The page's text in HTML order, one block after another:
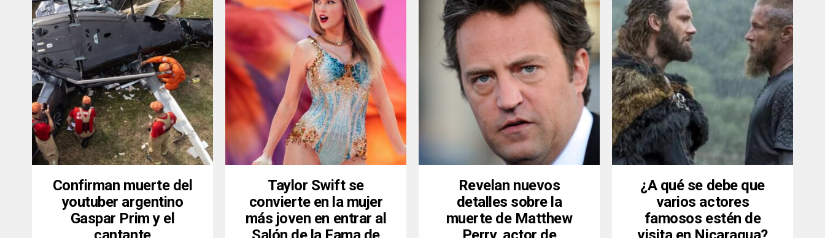
Confirman muerte del
youtuber argentino
Gaspar Prim y el
Taylor Swift se
convierte en la mujer
más joven en entrar al
Revelan nuevos
detalles sobre la
muerte de Matthew
¿A qué se debe que
varios actores
famosos estén de